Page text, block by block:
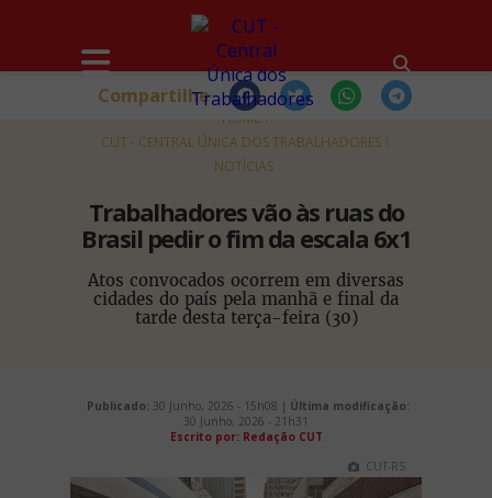
HOME
CUT - CENTRAL ÚNICA DOS TRABALHADORES
NOTÍCIAS
Trabalhadores vão às ruas do
Brasil pedir o fim da escala 6x1
Atos convocados ocorrem em diversas
cidades do país pela manhã e final da
tarde desta terça-feira (30)
Compartilhe
Publicado: 30 Junho, 2026 - 15h08 | Última modificação:
30 Junho, 2026 - 21h31
Escrito por: Redação CUT
CUT-RS